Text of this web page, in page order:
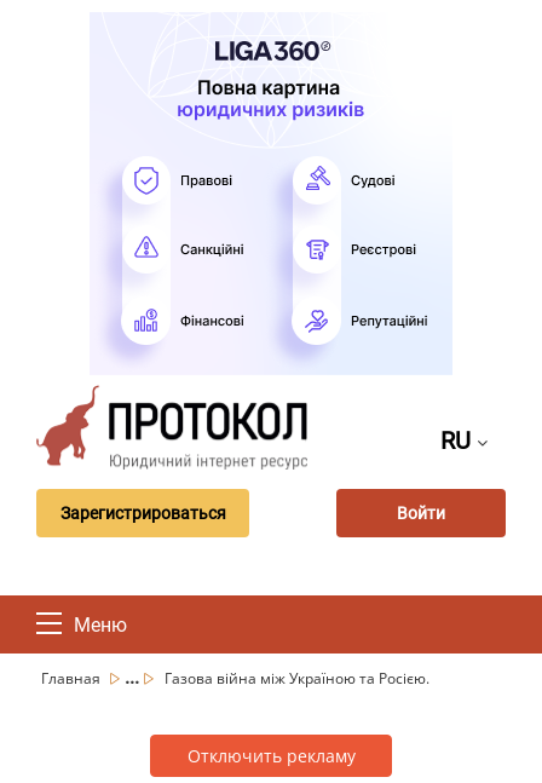
RU
Зарегистрироваться Войти
Меню
Главная ... Газова війна між Україною та Росією.
Отключить рекламу